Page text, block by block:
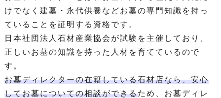
けでなく建墓・永代供養などお墓の専門知識を持っ
ていることを証明する資格です。
日本社団法人石材産業協会が試験を主催しており、
正しいお墓の知識を持った人材を育てているので
す。
お墓ディレクターの在籍している石材店なら、安心
してお墓についての相談ができるため、お墓ディレ